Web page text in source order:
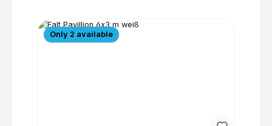
Only 2 available